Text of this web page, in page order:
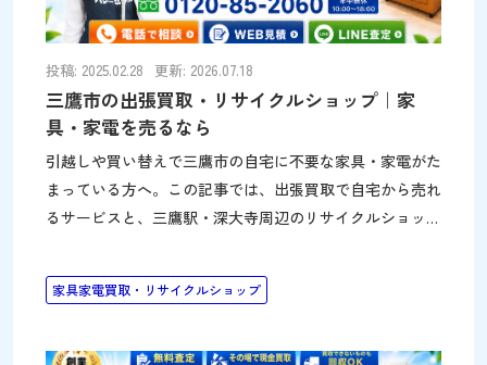
定から搬出まで完結します。パワーセラーは家具・家電に
特化
投稿: 2025.02.28 更新: 2026.07.18
三鷹市の出張買取・リサイクルショップ｜家
具・家電を売るなら
引越しや買い替えで三鷹市の自宅に不要な家具・家電がた
まっている方へ。この記事では、出張買取で自宅から売れ
るサービスと、三鷹駅・深大寺周辺のリサイクルショップ
で査定できます 三鷹市で家具や家電を手放す場合、店舗
へ持ち込むだけでなく、自宅まで来てもらえる出張買取を
化した300坪の大型リサイクルショップを運営しているた
家具家電買取・リサイクルショップ